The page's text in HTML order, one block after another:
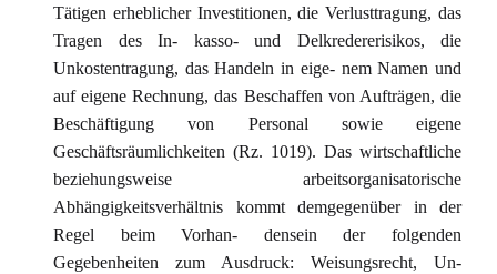
Tätigen erheblicher Investitionen, die Verlusttragung, das
Tragen des In- kasso- und Delkredererisikos, die
Unkostentragung, das Handeln in eige- nem Namen und
auf eigene Rechnung, das Beschaffen von Aufträgen, die
Beschäftigung von Personal sowie eigene
Geschäftsräumlichkeiten (Rz. 1019). Das wirtschaftliche
beziehungsweise arbeitsorganisatorische
Abhängigkeitsverhältnis kommt demgegenüber in der
Regel beim Vorhan- densein der folgenden
Gegebenheiten zum Ausdruck: Weisungsrecht, Un-